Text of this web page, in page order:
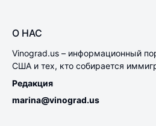
О НАС
Vinograd.us – информационный
США и тех, кто собирается
Редакция
marina@vinograd.us